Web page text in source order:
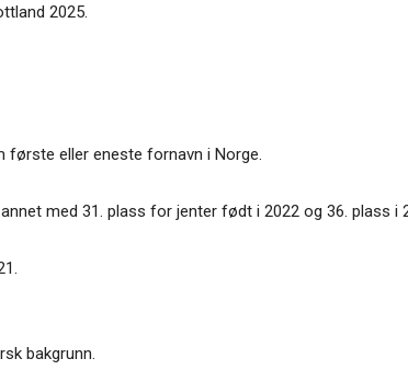
2025.
første eller eneste fornavn i Norge.
med 31. plass for jenter født i 2022 og 36. plass i
bakgrunn.